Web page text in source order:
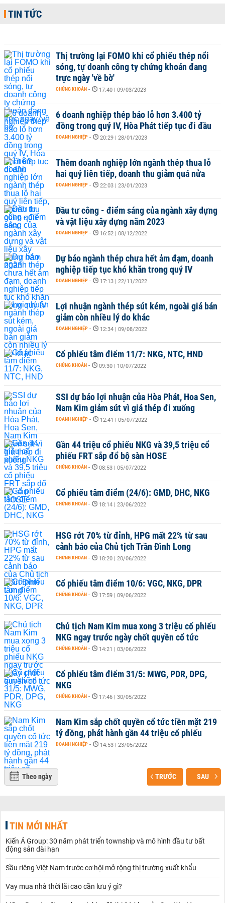
TIN TỨC
Thị trường lại FOMO khi cổ phiếu thép nổi
sóng, tự doanh công ty chứng khoán đang
trực ngày 'về bờ'
CHỨNG KHOÁN - 17:40 | 09/03/2023
6 doanh nghiệp thép báo lỗ hơn 3.400 tỷ
đồng trong quý IV, Hòa Phát tiếp tục đi đầu
DOANH NGHIỆP - 20:29 | 28/01/2023
Thêm doanh nghiệp lớn ngành thép thua lỗ
hai quý liên tiếp, doanh thu giảm quá nửa
DOANH NGHIỆP - 22:03 | 23/01/2023
Đầu tư công - điểm sáng của ngành xây dựng
và vật liệu xây dựng năm 2023
DOANH NGHIỆP - 16:52 | 08/12/2022
Dự báo ngành thép chưa hết ảm đạm, doanh
nghiệp tiếp tục khó khăn trong quý IV
DOANH NGHIỆP - 17:13 | 22/11/2022
Lợi nhuận ngành thép sút kém, ngoài giá bán
giảm còn nhiều lý do khác
DOANH NGHIỆP - 12:34 | 09/08/2022
Cổ phiếu tâm điểm 11/7: NKG, NTC, HND
CHỨNG KHOÁN - 09:30 | 10/07/2022
SSI dự báo lợi nhuận của Hòa Phát, Hoa Sen,
Nam Kim giảm sút vì giá thép đi xuống
DOANH NGHIỆP - 12:41 | 05/07/2022
Gần 44 triệu cổ phiếu NKG và 39,5 triệu cổ
phiếu FRT sắp đổ bộ sàn HOSE
CHỨNG KHOÁN - 08:53 | 05/07/2022
Cổ phiếu tâm điểm (24/6): GMD, DHC, NKG
CHỨNG KHOÁN - 18:14 | 23/06/2022
HSG rớt 70% từ đỉnh, HPG mất 22% từ sau
cảnh báo của Chủ tịch Trần Đình Long
CHỨNG KHOÁN - 18:20 | 20/06/2022
Cổ phiếu tâm điểm 10/6: VGC, NKG, DPR
CHỨNG KHOÁN - 17:59 | 09/06/2022
Chủ tịch Nam Kim mua xong 3 triệu cổ phiếu
NKG ngay trước ngày chốt quyền cổ tức
CHỨNG KHOÁN - 14:21 | 03/06/2022
Cổ phiếu tâm điểm 31/5: MWG, PDR, DPG,
NKG
CHỨNG KHOÁN - 17:46 | 30/05/2022
Nam Kim sắp chốt quyền cổ tức tiền mặt 219
tỷ đồng, phát hành gần 44 triệu cổ phiếu
DOANH NGHIỆP - 14:53 | 23/05/2022
Theo ngày TRƯỚC SAU
TIN MỚI NHẤT
Kiến Á Group: 30 năm phát triển township và mô hình đầu tư bất
động sản dài hạn
Sầu riêng Việt Nam trước cơ hội mở rộng thị trường xuất khẩu
Vay mua nhà thời lãi cao cần lưu ý gì?